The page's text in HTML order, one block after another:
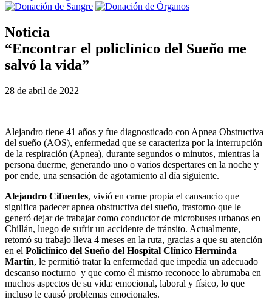
Noticia
“Encontrar el policlínico del Sueño me
salvó la vida”
28 de abril de 2022
Alejandro tiene 41 años y fue diagnosticado con Apnea Obstructiva
del sueño (AOS), enfermedad que se caracteriza por la interrupción
de la respiración (Apnea), durante segundos o minutos, mientras la
persona duerme, generando uno o varios despertares en la noche y
por ende, una sensación de agotamiento al día siguiente.
Alejandro Cifuentes, vivió en carne propia el cansancio que
significa padecer apnea obstructiva del sueño, trastorno que le
generó dejar de trabajar como conductor de microbuses urbanos en
Chillán, luego de sufrir un accidente de tránsito. Actualmente,
retomó su trabajo lleva 4 meses en la ruta, gracias a que su atención
en el Policlínico del Sueño del Hospital Clínico Herminda
Martín, le permitió tratar la enfermedad que impedía un adecuado
descanso nocturno y que como él mismo reconoce lo abrumaba en
muchos aspectos de su vida: emocional, laboral y físico, lo que
incluso le causó problemas emocionales.